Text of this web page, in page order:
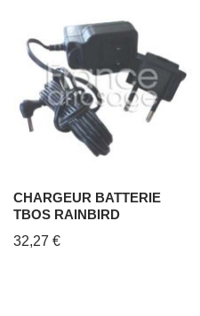
CHARGEUR BATTERIE
TBOS RAINBIRD
32,27 €